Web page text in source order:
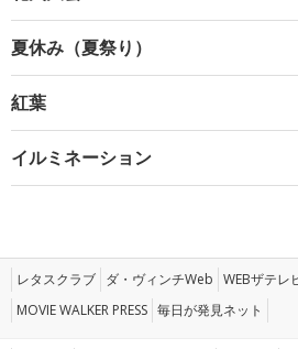
夏休み（夏祭り）
紅葉
イルミネーション
レタスクラブ ダ・ヴィンチWeb WEBザテレ
MOVIE WALKER PRESS 毎日が発見ネット